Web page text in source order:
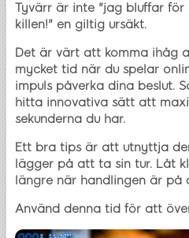
Tyvärr är inte "jag bluffar för
killen!" en giltig ursäkt.
Det är värt att komma ihåg
mycket tid när du spelar
impuls påverka dina beslut.
hitta innovativa sätt att
sekunderna du har.
Ett bra tips är att utnyttja
lägger på att ta sin tur. Låt
längre när handlingen är på
Använd denna tid för att